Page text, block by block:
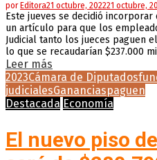
por Editora21 octubre, 202221 octubre,
Este jueves se decidió
un artículo para que los
Judicial tanto los jueces paguen
lo que se recaudarían $237.000
Leer más
2023Cámara de Diputados
judicialesGananciaspaguen
Destacada Economía
El nuevo piso